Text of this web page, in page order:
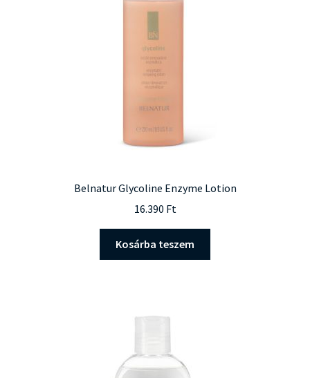
Belnatur Glycoline Enzyme Lotion
16.390 Ft
Kosárba teszem